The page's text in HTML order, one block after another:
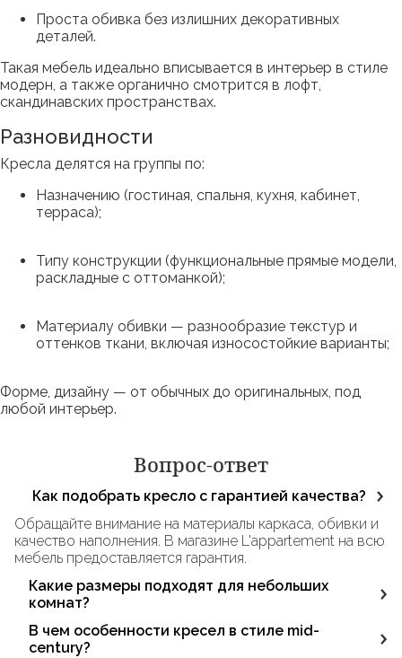
Проста обивка без излишних декоративных
деталей.
Такая мебель идеально вписывается в интерьер в стиле
модерн, а также органично смотрится в лофт,
скандинавских пространствах.
Разновидности
Кресла делятся на группы по:
Назначению (гостиная, спальня, кухня, кабинет,
терраса);
Типу конструкции (функциональные прямые модели,
раскладные с оттоманкой);
Материалу обивки — разнообразие текстур и
оттенков ткани, включая износостойкие варианты;
Форме, дизайну — от обычных до оригинальных, под
любой интерьер.
Вопрос-ответ
Как подобрать кресло с гарантией качества?
Обращайте внимание на материалы каркаса, обивки и
качество наполнения. В магазине L'appartement на всю
мебель предоставляется гарантия.
Какие размеры подходят для небольших
комнат?
Модели с шириной до 80-90 см и небольшой
глубиной, чтобы кресло не занимало лишнее
В чем особенности кресел в стиле mid-
century?